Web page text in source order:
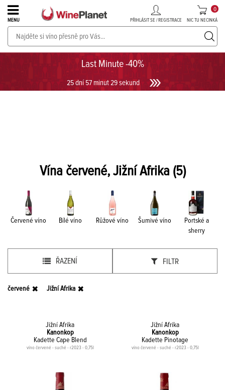
Last Minute -40%
25 dní 57 minut 29 sekund
MENU PŘIHLÁSIT SE / REGISTRACE NIC TU NECINKÁ
0
PROSECCO v akci až do -30%!UKÁZAT PROSECCO
Vína červené, Jižní Afrika (5)
Červené víno Bílé víno Růžové víno Šumivé víno
Portské a
sherry
ŘAZENÍ FILTR
červené Jižní Afrika
Jižní Afrika
Kanonkop
Kadette Cape Blend
víno červené - suché - r2023 - 0,75l
Jižní Afrika
Kanonkop
Kadette Pinotage
víno červené - suché - r2023 - 0,75l